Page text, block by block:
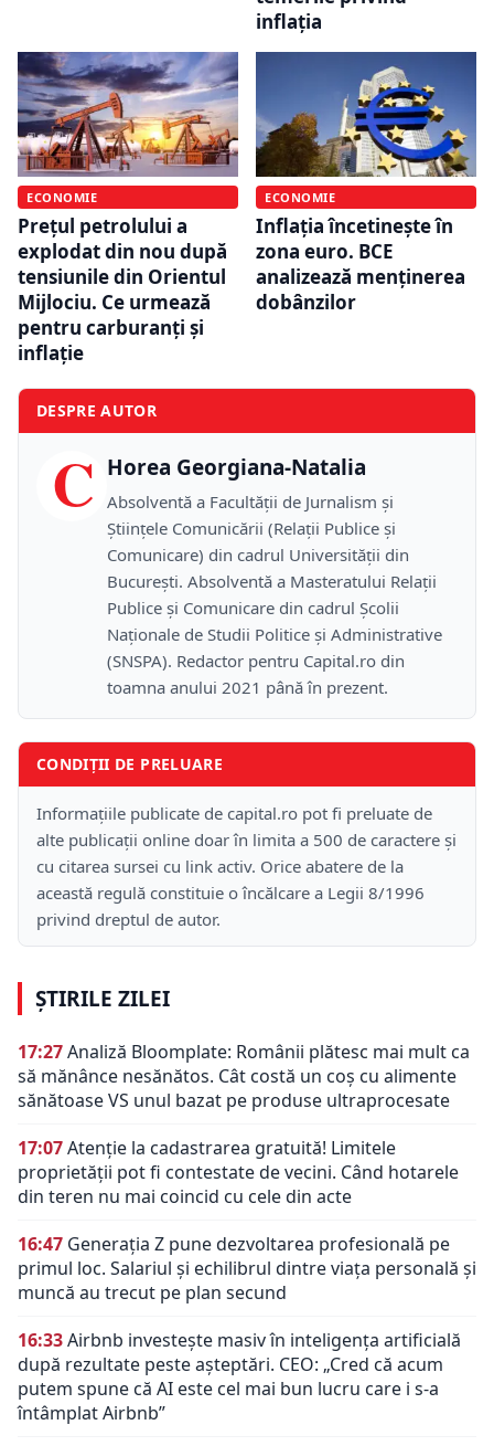
inflația
ECONOMIE
Prețul petrolului a
explodat din nou după
tensiunile din Orientul
Mijlociu. Ce urmează
pentru carburanți și
inflație
ECONOMIE
Inflația încetinește în
zona euro. BCE
analizează menținerea
dobânzilor
DESPRE AUTOR
C Horea Georgiana-Natalia
Absolventă a Facultății de Jurnalism și
Științele Comunicării (Relații Publice și
Comunicare) din cadrul Universității din
București. Absolventă a Masteratului Relații
Publice și Comunicare din cadrul Școlii
Naţionale de Studii Politice și Administrative
(SNSPA). Redactor pentru Capital.ro din
toamna anului 2021 până în prezent.
CONDIȚII DE PRELUARE
Informațiile publicate de capital.ro pot fi preluate de
alte publicații online doar în limita a 500 de caractere și
cu citarea sursei cu link activ. Orice abatere de la
această regulă constituie o încălcare a Legii 8/1996
privind dreptul de autor.
ȘTIRILE ZILEI
17:27Analiză Bloomplate: Românii plătesc mai mult ca
să mănânce nesănătos. Cât costă un coș cu alimente
sănătoase VS unul bazat pe produse ultraprocesate
17:07Atenție la cadastrarea gratuită! Limitele
proprietății pot fi contestate de vecini. Când hotarele
din teren nu mai coincid cu cele din acte
16:47 Generația Z pune dezvoltarea profesională pe
primul loc. Salariul și echilibrul dintre viața personală și
muncă au trecut pe plan secund
16:33Airbnb investește masiv în inteligența artificială
după rezultate peste așteptări. CEO: „Cred că acum
putem spune că AI este cel mai bun lucru care i s-a
întâmplat Airbnb”